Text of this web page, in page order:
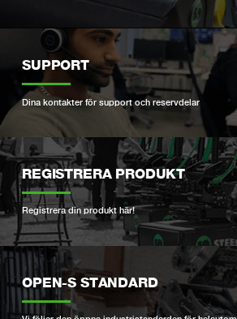
SUPPORT
Dina kontakter för support och reservdelar
REGISTRERA PRODUKT
Registrera din produkt här!
OPEN-S STANDARD